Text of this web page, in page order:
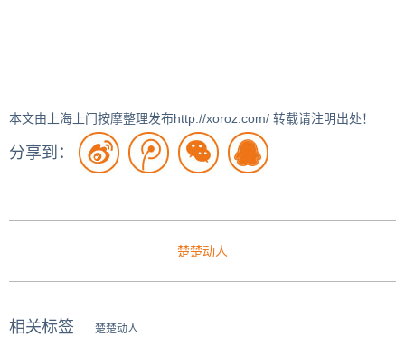
本文由上海上门按摩整理发布http://xoroz.com/ 转载请注明出处！
分享到：
楚楚动人
相关标签 楚楚动人